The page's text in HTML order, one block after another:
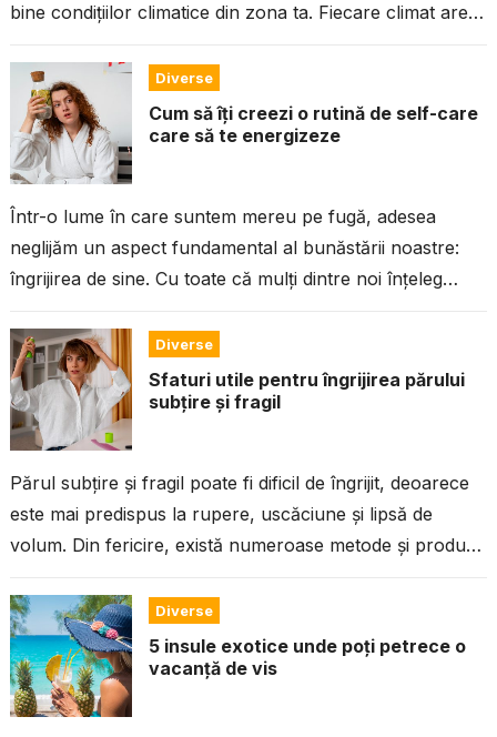
bine condițiilor climatice din zona ta. Fiecare climat are
Diverse
Cum să îți creezi o rutină de self-care
care să te energizeze
Într-o lume în care suntem mereu pe fugă, adesea
neglijăm un aspect fundamental al bunăstării noastre:
îngrijirea de sine. Cu toate că mulți dintre noi înțeleg
Diverse
Sfaturi utile pentru îngrijirea părului
subțire și fragil
Părul subțire și fragil poate fi dificil de îngrijit, deoarece
este mai predispus la rupere, uscăciune și lipsă de
volum. Din fericire, există numeroase metode și produse
Diverse
5 insule exotice unde poți petrece o
vacanță de vis